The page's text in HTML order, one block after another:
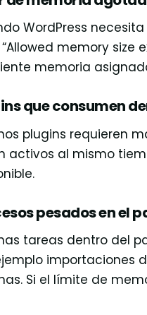
WordPress
memory size
memoria
que consumen
plugins requieren
activos al mismo
pesados en el
tareas dentro del
importaciones
Si el límite de